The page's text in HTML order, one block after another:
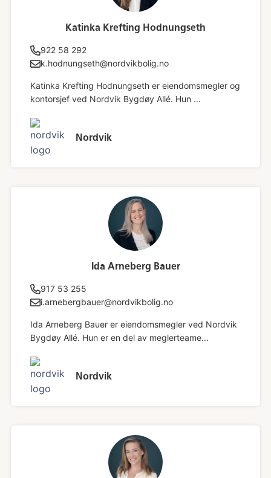
Katinka Krefting Hodnungseth
922 58 292
k.hodnungseth@nordvikbolig.no
Katinka Krefting Hodnungseth er eiendomsmegler og
kontorsjef ved Nordvik Bygdøy Allé. Hun ...
Nordvik
Ida Arneberg Bauer
917 53 255
i.arnebergbauer@nordvikbolig.no
Ida Arneberg Bauer er eiendomsmegler ved Nordvik
Bygdøy Allé. Hun er en del av meglerteame...
Nordvik